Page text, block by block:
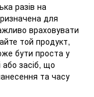
разів на
для
враховувати
той продукт,
бути проста у
або засіб, що
та часу